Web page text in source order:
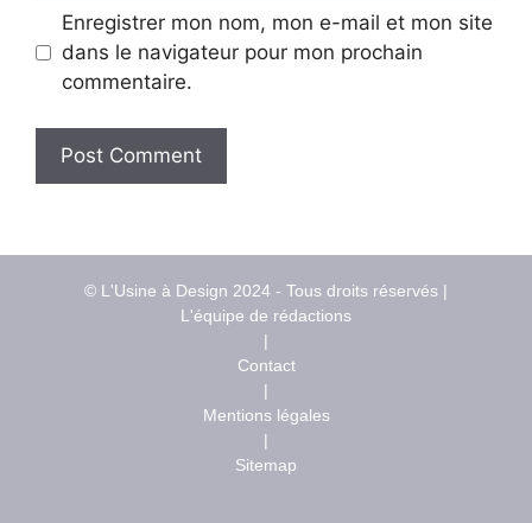
Enregistrer mon nom, mon e-mail et mon site
dans le navigateur pour mon prochain
commentaire.
© L'Usine à Design 2024 - Tous droits réservés |
L'équipe de rédactions
|
Contact
|
Mentions légales
|
Sitemap